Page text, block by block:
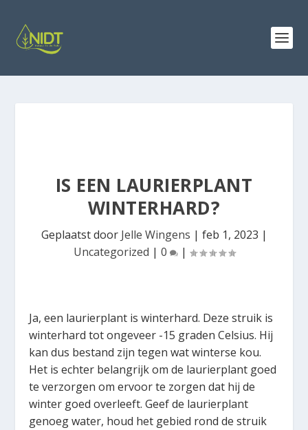
IS EEN LAURIERPLANT
WINTERHARD?
Geplaatst door Jelle Wingens | feb 1, 2023 |
Uncategorized | 0 |
Ja, een laurierplant is winterhard. Deze struik is
winterhard tot ongeveer -15 graden Celsius. Hij
kan dus bestand zijn tegen wat winterse kou.
Het is echter belangrijk om de laurierplant goed
te verzorgen om ervoor te zorgen dat hij de
winter goed overleeft. Geef de laurierplant
genoeg water, houd het gebied rond de struik